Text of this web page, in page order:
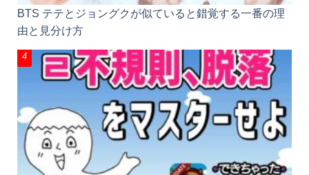
BTS テテとジョングクが似ていると錯覚する一番の
理由と見分け方